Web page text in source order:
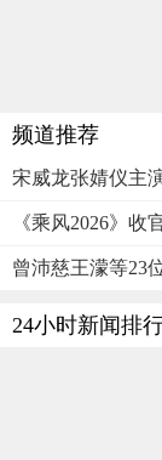
频道推荐
宋威龙张婧仪主
《乘风2026》
曾沛慈王濛等23
24小时新闻排